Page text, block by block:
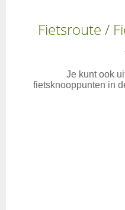
Fietsroute /
Je kunt ook
fietsknooppunten in